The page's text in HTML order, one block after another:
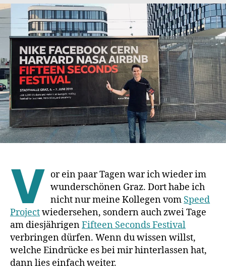
am
Fifteen
Seconds
Festival
2019
(nicht)
gelernt
habe
V or ein paar Tagen war ich wieder im
wunderschönen Graz. Dort habe ich
nicht nur meine Kollegen vom Speed
Projectwiedersehen, sondern auch zwei Tage
am diesjährigenFifteen Seconds Festival
verbringen dürfen. Wenn du wissen willst,
welche Eindrücke es bei mir hinterlassen hat,
dann lies einfach weiter.